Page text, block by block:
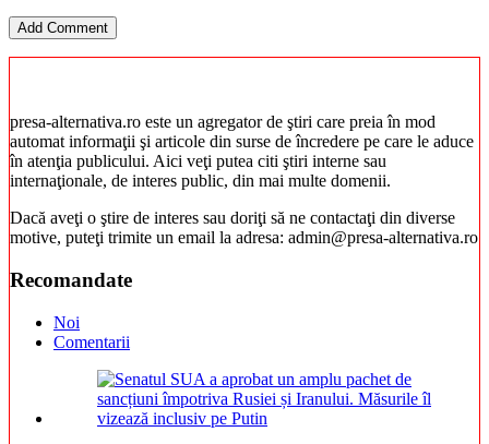
presa-alternativa.ro este un agregator de ştiri care preia în mod
automat informaţii şi articole din surse de încredere pe care le aduce
în atenţia publicului. Aici veţi putea citi ştiri interne sau
internaţionale, de interes public, din mai multe domenii.
Dacă aveţi o ştire de interes sau doriţi să ne contactaţi din diverse
motive, puteţi trimite un email la adresa: admin@presa-alternativa.ro
Recomandate
Noi
Comentarii